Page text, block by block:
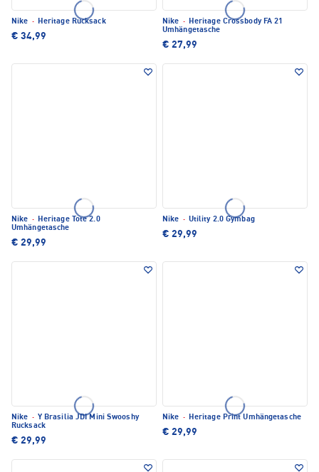
Nike · Heritage Rucksack
€ 34,99
Nike · Heritage Crossbody FA 21
Umhängetasche
€ 27,99
Nike · Heritage Tote 2.0
Umhängetasche
€ 29,99
Nike · Utility 2.0 Gymbag
€ 29,99
Nike · Y Brasilia JDI Mini Swooshy
Rucksack
€ 29,99
Nike · Heritage Print Umhängetasche
€ 29,99